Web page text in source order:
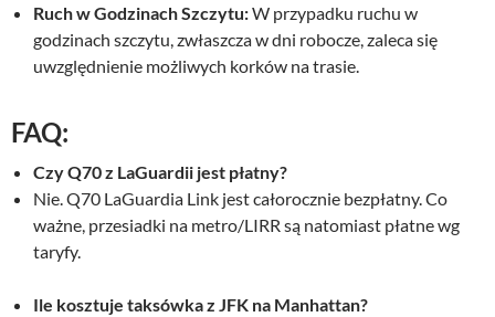
Ruch w Godzinach Szczytu:W przypadku ruchu w
godzinach szczytu, zwłaszcza w dni robocze, zaleca się
uwzględnienie możliwych korków na trasie.
FAQ:
Czy Q70 z LaGuardii jest płatny?
Nie. Q70 LaGuardia Link jest całorocznie bezpłatny. Co
ważne, przesiadki na metro/LIRR są natomiast płatne wg
taryfy.
Ile kosztuje taksówka z JFK na Manhattan?